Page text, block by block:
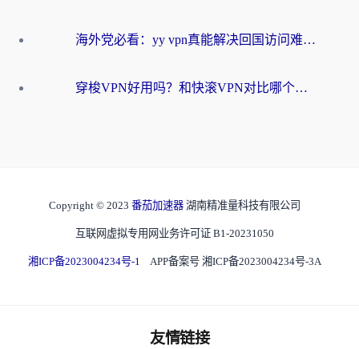
海外党必看：yy vpn真能解决回国访问难题？附云极initap测评+免费方案对比
穿梭VPN好用吗？和快滚VPN对比哪个回国效果更好？海外党选回国加速器必看指南
Copyright © 2023 番茄加速器 湖南精准量科技有限公司
互联网虚拟专用网业务许可证 B1-20231050
湘ICP备2023004234号-1 APP备案号 湘ICP备2023004234号-3A
友情链接